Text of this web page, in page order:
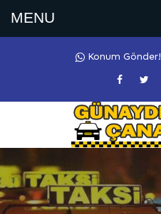
Konum Gönder!